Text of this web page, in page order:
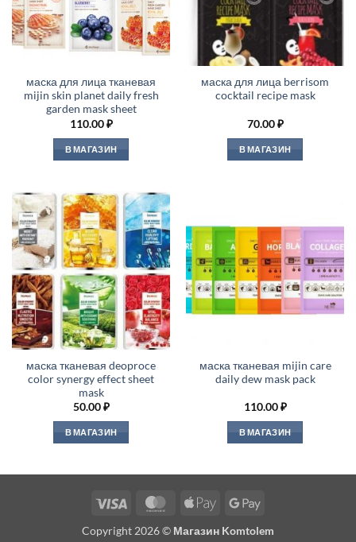
маска для лица тканевая
mijin skin planet daily fresh
garden mask sheet
110.00₽
В МАГАЗИН
маска для лица berrisom
cocktail recipe mask
70.00₽
В МАГАЗИН
маска тканевая deoproce
color synergy effect sheet
mask
50.00₽
В МАГАЗИН
маска тканевая mijin care
daily dew mask pack
110.00₽
В МАГАЗИН
Visa MasterCardApple
Google
Copyright 2026 © Магазин Komtolem